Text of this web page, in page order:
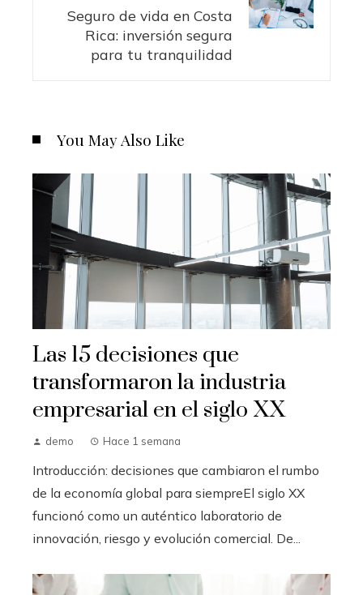
Seguro de vida en Costa
Rica: inversión segura
para tu tranquilidad
You May Also Like
Las 15 decisiones que
transformaron la industria
empresarial en el siglo XX
demo Hace 1 semana
Introducción: decisiones que cambiaron el rumbo
de la economía global para siempreEl siglo XX
funcionó como un auténtico laboratorio de
innovación, riesgo y evolución comercial. De...